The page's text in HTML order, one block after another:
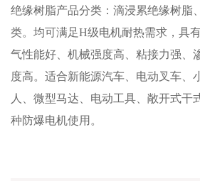
绝缘树脂产品分类 ： 滴浸累绝缘树脂
类。 均可满足H级电机耐热需求 ， 具
气性能好
机械强度高 粘接力强
度高。 适合新能源汽车 电动叉车
人
微型马达 电动工具 敞开式干
种防爆电机使用 。